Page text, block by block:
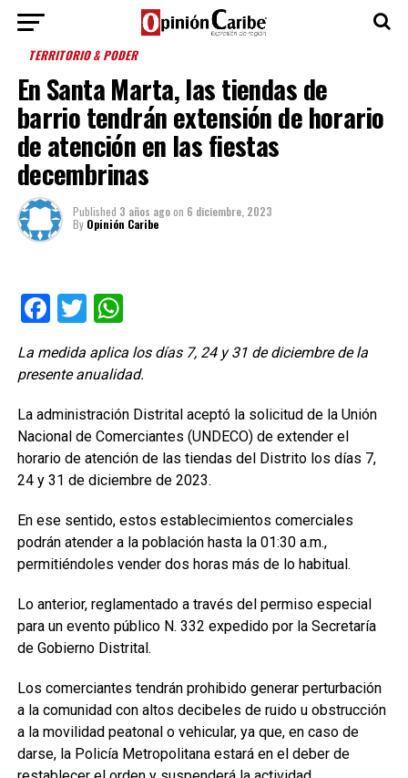
TERRITORIO & PODER
En Santa Marta, las tiendas de
barrio tendrán extensión de horario
de atención en las fiestas
decembrinas
Published 3 años agoon 6 diciembre, 2023
By Opinión Caribe
Facebook
TwitterWhatsApp
La medida aplica los días 7, 24 y 31 de diciembre de la
presente anualidad.
La administración Distrital aceptó la solicitud de la Unión
Nacional de Comerciantes (UNDECO) de extender el
horario de atención de las tiendas del Distrito los días 7,
24 y 31 de diciembre de 2023.
En ese sentido, estos establecimientos comerciales
podrán atender a la población hasta la 01:30 a.m.,
permitiéndoles vender dos horas más de lo habitual.
Lo anterior, reglamentado a través del permiso especial
para un evento público N. 332 expedido por la Secretaría
de Gobierno Distrital.
Los comerciantes tendrán prohibido generar perturbación
a la comunidad con altos decibeles de ruido u obstrucción
a la movilidad peatonal o vehicular, ya que, en caso de
darse, la Policía Metropolitana estará en el deber de